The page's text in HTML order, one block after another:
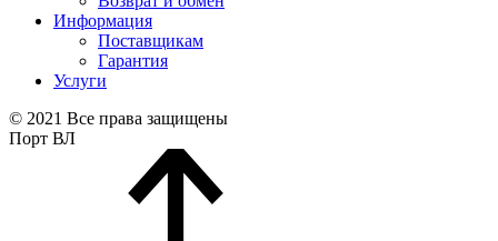
Информация
Поставщикам
Гарантия
Услуги
© 2021 Все права защищены
Порт ВЛ